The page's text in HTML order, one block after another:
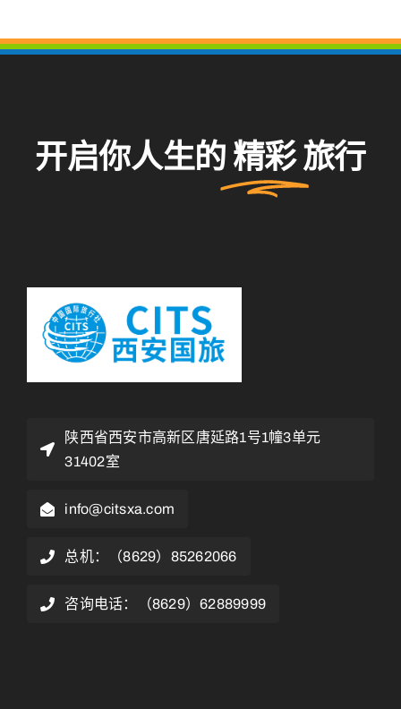
开启你人生的 精彩 旅行
陕西省西安市高新区唐延路1号1幢3单元
31402室
info@citsxa.com
总机：（8629）85262066
咨询电话：（8629）62889999